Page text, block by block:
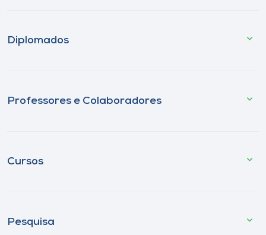
Diplomados
Professores e Colaboradores
Cursos
Pesquisa